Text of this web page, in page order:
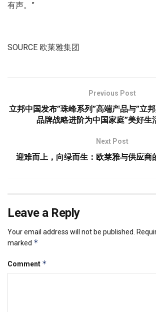
有声。”
SOURCE 欧莱雅集团
Previous Post
立邦中国发布”珠峰系列”高端产品与”立
品牌战略进阶为中国家庭”美好生
Next Post
迎难而上，向绿而生：欧莱雅与供应商
Leave a Reply
Your email address will not be published.
marked *
Comment *